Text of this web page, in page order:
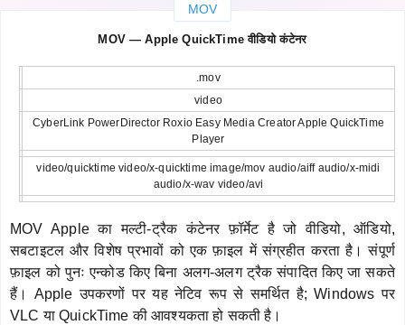
MOV
MOV — Apple QuickTime वीडियो कंटेनर
.mov
video
CyberLink PowerDirector Roxio Easy Media Creator Apple QuickTime
Player
video/quicktime video/x-quicktime image/mov audio/aiff audio/x-midi
audio/x-wav video/avi
MOV Apple का मल्टी-ट्रैक कंटेनर फ़ॉर्मेट है जो वीडियो, ऑडियो,
सबटाइटल और विशेष प्रभावों को एक फ़ाइल में संग्रहीत करता है। संपूर्ण
फ़ाइल को पुनः एन्कोड किए बिना अलग-अलग ट्रैक संपादित किए जा सकते
हैं। Apple उपकरणों पर यह नेटिव रूप से समर्थित है; Windows पर
VLC या QuickTime की आवश्यकता हो सकती है।